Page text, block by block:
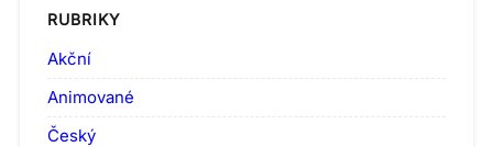
RUBRIKY
Akční
Animované
Český